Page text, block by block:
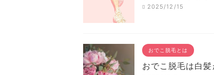
2025/12/15
おでこ脱毛とは
おでこ脱毛は白